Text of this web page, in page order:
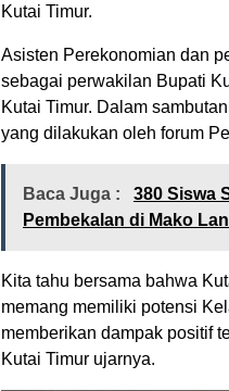
Kutai Timur.
Asisten Perekonomian dan
sebagai perwakilan Bupati
Kutai Timur. Dalam
yang dilakukan oleh forum
Baca Juga :
380 Siswa
Pembekalan di Mako
Kita tahu bersama bahwa
memang memiliki potensi
memberikan dampak positif
Kutai Timur ujarnya.